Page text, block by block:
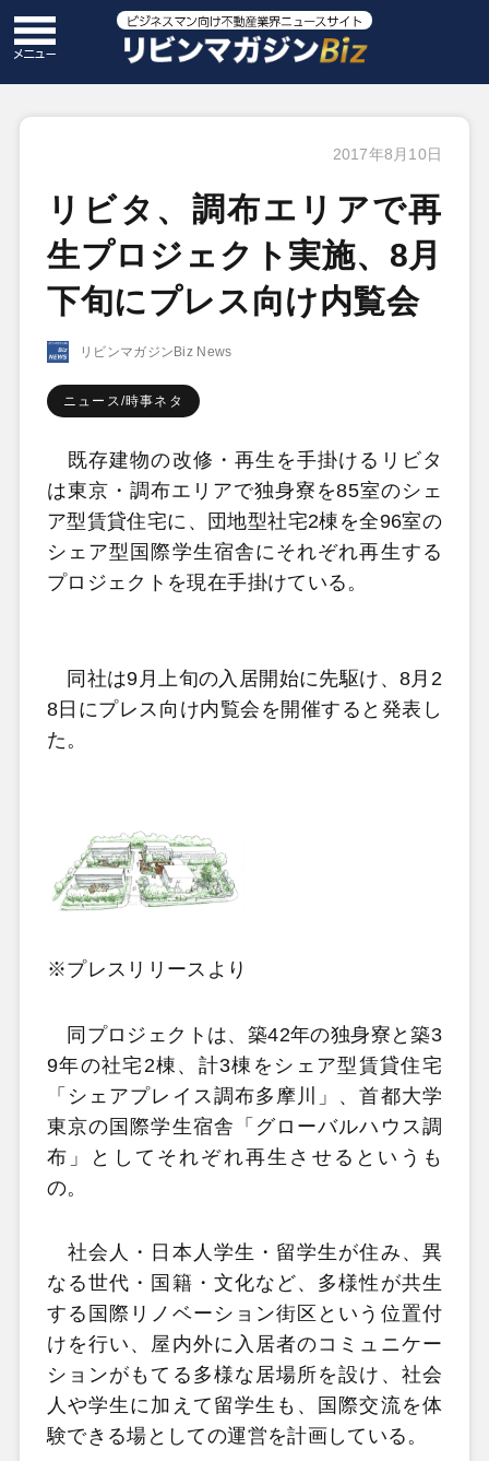
2017年8月10日
リビタ、調布エリアで再
生プロジェクト実施、8月
下旬にプレス向け内覧会
リビンマガジンBiz News
ニュース/時事ネタ
既存建物の改修・再生を手掛けるリビタ
は東京・調布エリアで独身寮を85室のシェ
ア型賃貸住宅に、団地型社宅2棟を全96室の
シェア型国際学生宿舎にそれぞれ再生する
プロジェクトを現在手掛けている。
同社は9月上旬の入居開始に先駆け、8月2
8日にプレス向け内覧会を開催すると発表し
た。
※プレスリリースより
同プロジェクトは、築42年の独身寮と築3
9年の社宅2棟、計3棟をシェア型賃貸住宅
「シェアプレイス調布多摩川」、首都大学
東京の国際学生宿舎「グローバルハウス調
布」としてそれぞれ再生させるというも
の。
社会人・日本人学生・留学生が住み、異
なる世代・国籍・文化など、多様性が共生
する国際リノベーション街区という位置付
けを行い、屋内外に入居者のコミュニケー
ションがもてる多様な居場所を設け、社会
人や学生に加えて留学生も、国際交流を体
験できる場としての運営を計画している。